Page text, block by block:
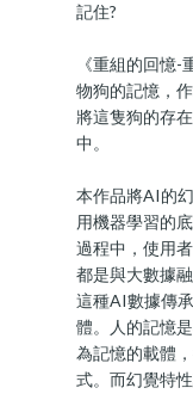
記住?
《重組的回憶
物狗的記憶，
將這隻狗的存
中。
本作品將AI的
用機器學習的
過程中，使用
都是與大數據
這種AI數據傳
體。人的記憶
為記憶的載體
式。而幻覺特